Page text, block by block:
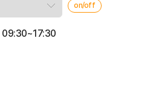
on/off
09:30~17:30